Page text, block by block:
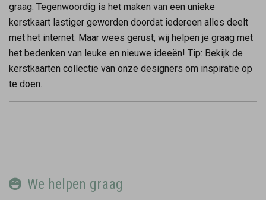
graag. Tegenwoordig is het maken van een unieke
kerstkaart lastiger geworden doordat iedereen alles deelt
met het internet. Maar wees gerust, wij helpen je graag met
het bedenken van leuke en nieuwe ideeën! Tip: Bekijk de
kerstkaarten collectie van onze designers om inspiratie op
te doen.
We helpen graag